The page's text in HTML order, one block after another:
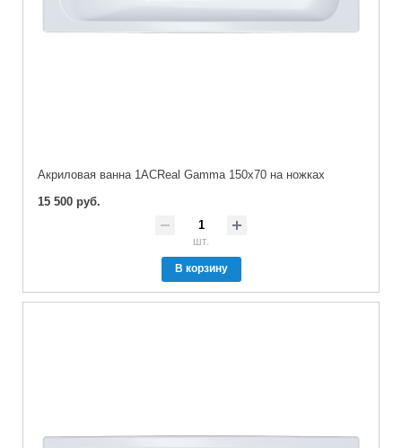
Акриловая ванна 1ACReal Gamma 150х70 на ножках
15 500 руб.
шт.
В корзину